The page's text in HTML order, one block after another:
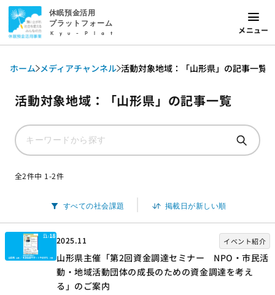
休眠預金活用
プラットフォーム
Kyu-Plat メニュー
ホーム メディアチャンネル 活動対象地域：「山形県」の記事一覧
活動対象地域：「山形県」の記事一覧
全2件中 1-2件
2025.11 イベント紹介
山形県主催「第2回資金調達セミナー NPO・市民活
動・地域活動団体の成長のための資金調達を考え
る」のご案内